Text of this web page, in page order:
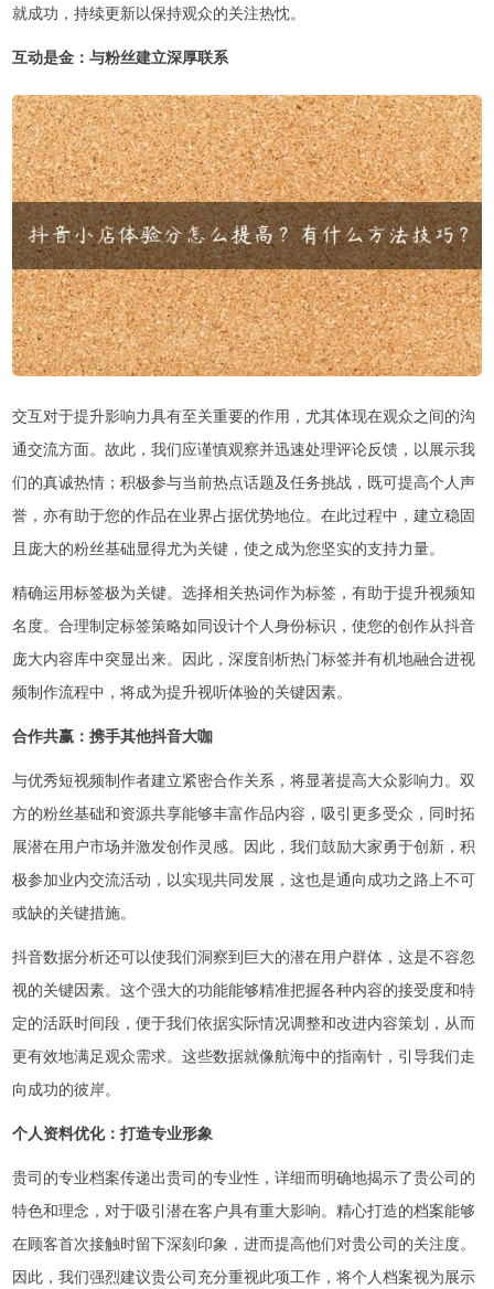
就成功，持续更新以保持观众的关注热忱。
互动是金：与粉丝建立深厚联系
交互对于提升影响力具有至关重要的作用，尤其体现在观众之间的沟
通交流方面。故此，我们应谨慎观察并迅速处理评论反馈，以展示我
们的真诚热情；积极参与当前热点话题及任务挑战，既可提高个人声
誉，亦有助于您的作品在业界占据优势地位。在此过程中，建立稳固
且庞大的粉丝基础显得尤为关键，使之成为您坚实的支持力量。
精确运用标签极为关键。选择相关热词作为标签，有助于提升视频知
名度。合理制定标签策略如同设计个人身份标识，使您的创作从抖音
庞大内容库中突显出来。因此，深度剖析热门标签并有机地融合进视
频制作流程中，将成为提升视听体验的关键因素。
合作共赢：携手其他抖音大咖
与优秀短视频制作者建立紧密合作关系，将显著提高大众影响力。双
方的粉丝基础和资源共享能够丰富作品内容，吸引更多受众，同时拓
展潜在用户市场并激发创作灵感。因此，我们鼓励大家勇于创新，积
极参加业内交流活动，以实现共同发展，这也是通向成功之路上不可
或缺的关键措施。
抖音数据分析还可以使我们洞察到巨大的潜在用户群体，这是不容忽
视的关键因素。这个强大的功能能够精准把握各种内容的接受度和特
定的活跃时间段，便于我们依据实际情况调整和改进内容策划，从而
更有效地满足观众需求。这些数据就像航海中的指南针，引导我们走
向成功的彼岸。
个人资料优化：打造专业形象
贵司的专业档案传递出贵司的专业性，详细而明确地揭示了贵公司的
特色和理念，对于吸引潜在客户具有重大影响。精心打造的档案能够
在顾客首次接触时留下深刻印象，进而提高他们对贵公司的关注度。
因此，我们强烈建议贵公司充分重视此项工作，将个人档案视为展示